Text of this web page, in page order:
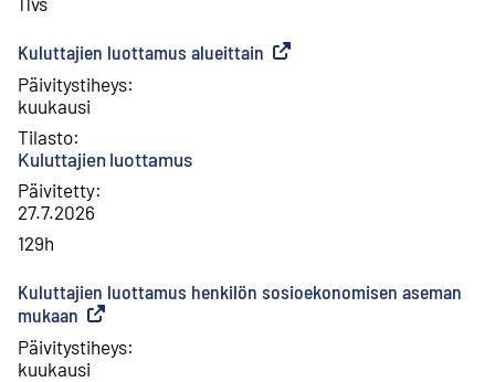
Kuluttajien luottamus alueittain Ulkoinen linkki
Päivitystiheys:
kuukausi
Tilasto:
Kuluttajien luottamus
Päivitetty:
27.7.2026
129h
Kuluttajien luottamus henkilön sosioekonomisen aseman
mukaan Ulkoinen linkki
Päivitystiheys:
kuukausi